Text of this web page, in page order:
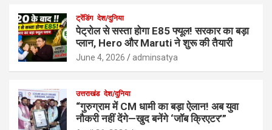
ट्रेंडिंग देश/दुनिया
पेट्रोल से सस्ता होगा E85 फ्यूल! सरकार का बड़ा
प्लान, Hero और Maruti ने शुरू की तैयारी
June 4, 2026 adminsatya
उत्तराखंड देश/दुनिया
“गुरुग्राम में CM धामी का बड़ा ऐलान! अब युवा
नौकरी नहीं देंगे—खुद बनेंगे ‘जॉब क्रिएटर’”